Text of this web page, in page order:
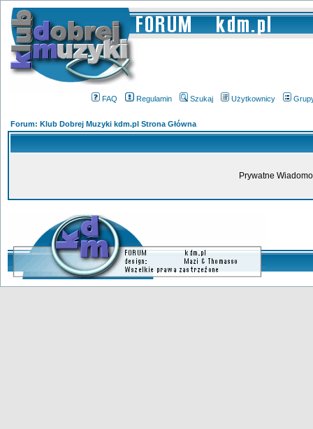
FAQ Regulamin Szukaj Użytkownicy
Forum: Klub Dobrej Muzyki kdm.pl Strona Główna
Prywatne